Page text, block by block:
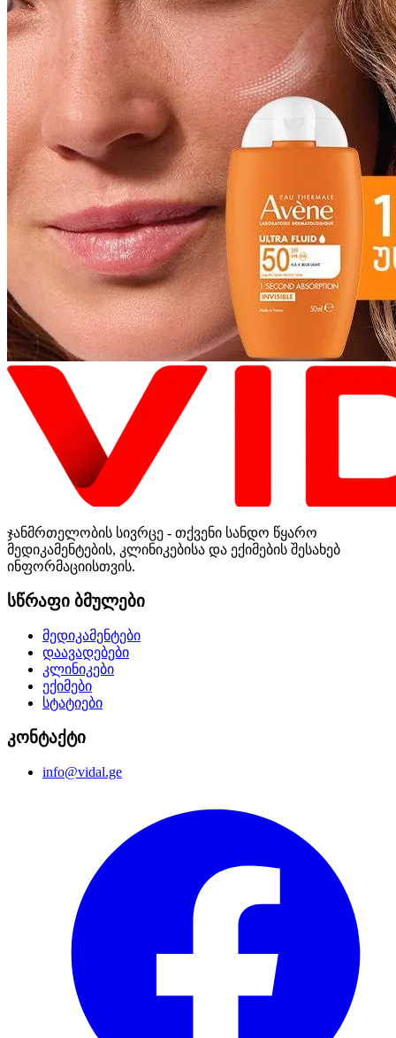
ჯანმრთელობის სივრცე - თქვენი სანდო წყარო
მედიკამენტების, კლინიკებისა და ექიმების შესახებ
ინფორმაციისთვის.
სწრაფი ბმულები
მედიკამენტები
დაავადებები
კლინიკები
ექიმები
სტატიები
კონტაქტი
info@vidal.ge